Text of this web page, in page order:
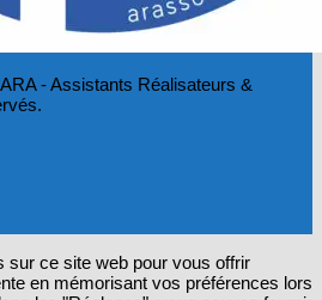
- Assistants Réalisateurs &
sur ce site web pour vous offrir
en mémorisant vos préférences lors